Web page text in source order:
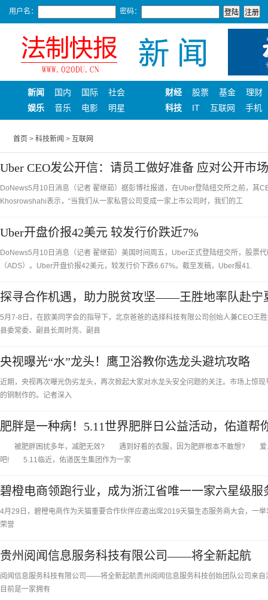
用户名： 密码：
新闻 国内 国际
社会
娱乐
音乐 电影 明星
财经 股票 基金
理财
科技
IT 互联网 手机
首页 > 科技新闻 > 互联网
Uber CEO发公开信：请员工做好准备 应对公开市
DoNews5月10日消息（记者 翟继茹）据彭博社报道，在Uber登陆纽交所之前，其
Khosrowshahi表示，“当我们从一家私营公司变成一家上市公司时，我们的工
Uber开盘价报42美元 较发行价跌近7%
DoNews5月10日消息（记者 翟继茹）美国时间周五，Uber正式登陆纽交所，股票
（ADS）。Uber开盘价报42美元，较发行价下跌6.67%。截至发稿，Uber报41.
探寻合作机遇，助力脱贫攻坚——王胜地率队赴宁
5月7-8日，在欧美同学会的指导下，北京爸爸的选择科技有限公司创始人兼CEO王
县委常委、副县长周时亮、副县
央视曝光“水”龙头！鹰卫浴教你选龙头避坑攻略
近期，央视再次曝光伪劣龙头，再次掀起大家对水龙头安全问题的关注。市场上惊
的铜制作的。记者深入
肥胖是一种病！5.11世界肥胖日公益活动，佑道帮
被肥胖困扰多年，减肥无效? 遇到好看的衣服，因为肥胖根本不敢想? 爱
吧! 5.11临近，佑道医生集团作为一家
碧橙电商领跑行业，成为浙江省唯一一家六星级服
4月29日，碧橙电商作为天猫重要合作伙伴应邀出席2019天猫生态服务商大会，一
荣誉
贵州阅闻信息服务科技有限公司——将全新起航
阅闻信息服务科技有限公司——将全新起航贵州阅闻信息服务科技创始团队公司来
目前是一家拥有